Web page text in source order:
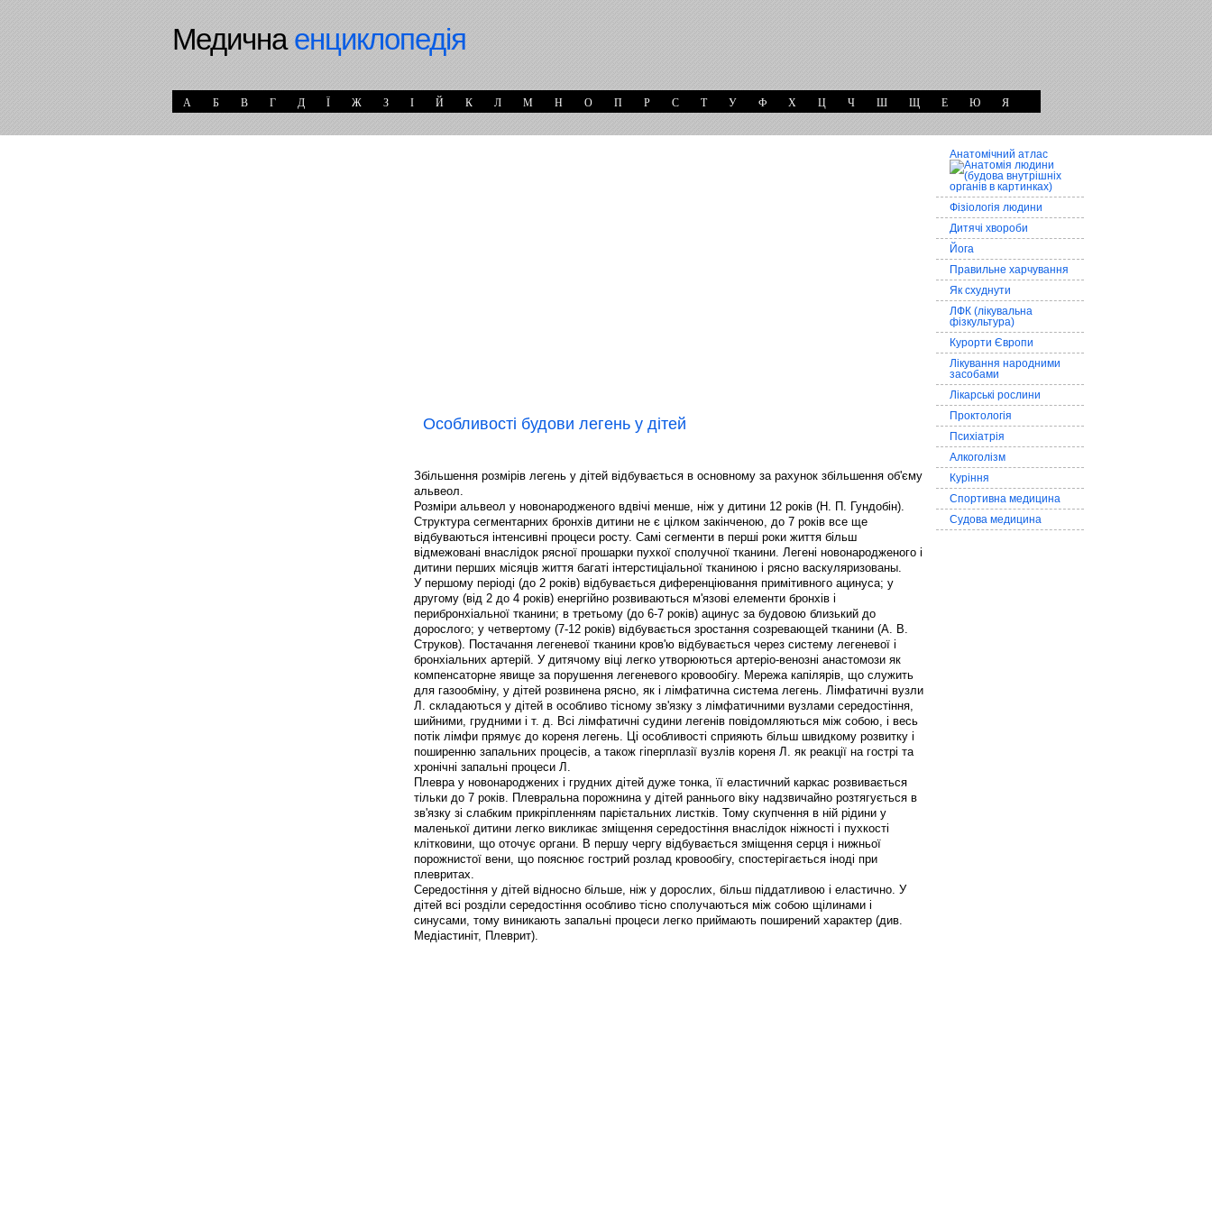
Медичнаенциклопедія
А Б В Г Д Ї Ж З І Й К Л М Н О П Р С Т У Ф Х Ц Ч Ш Щ Е Ю Я
Особливості будови легень у дітей
Збільшення розмірів легень у дітей відбувається в основному за рахунок збільшення об'єму
альвеол.
Розміри альвеол у новонародженого вдвічі менше, ніж у дитини 12 років (Н. П. Гундобін).
Структура сегментарних бронхів дитини не є цілком закінченою, до 7 років все ще
відбуваються інтенсивні процеси росту. Самі сегменти в перші роки життя більш
відмежовані внаслідок рясної прошарки пухкої сполучної тканини. Легені новонародженого і
дитини перших місяців життя багаті інтерстиціальної тканиною і рясно васкуляризованы.
У першому періоді (до 2 років) відбувається диференціювання примітивного ацинуса; у
другому (від 2 до 4 років) енергійно розвиваються м'язові елементи бронхів і
перибронхіальної тканини; в третьому (до 6-7 років) ацинус за будовою близький до
дорослого; у четвертому (7-12 років) відбувається зростання созревающей тканини (А. В.
Струков). Постачання легеневої тканини кров'ю відбувається через систему легеневої і
бронхіальних артерій. У дитячому віці легко утворюються артеріо-венозні анастомози як
компенсаторне явище за порушення легеневого кровообігу. Мережа капілярів, що служить
для газообміну, у дітей розвинена рясно, як і лімфатична система легень. Лімфатичні вузли
Л. складаються у дітей в особливо тісному зв'язку з лімфатичними вузлами середостіння,
шийними, грудними і т. д. Всі лімфатичні судини легенів повідомляються між собою, і весь
потік лімфи прямує до кореня легень. Ці особливості сприяють більш швидкому розвитку і
поширенню запальних процесів, а також гіперплазії вузлів кореня Л. як реакції на гострі та
хронічні запальні процеси Л.
Плевра у новонароджених і грудних дітей дуже тонка, її еластичний каркас розвивається
тільки до 7 років. Плевральна порожнина у дітей раннього віку надзвичайно розтягується в
зв'язку зі слабким прикріпленням парієтальних листків. Тому скупчення в ній рідини у
маленької дитини легко викликає зміщення середостіння внаслідок ніжності і пухкості
клітковини, що оточує органи. В першу чергу відбувається зміщення серця і нижньої
порожнистої вени, що пояснює гострий розлад кровообігу, спостерігається іноді при
плевритах.
Середостіння у дітей відносно більше, ніж у дорослих, більш піддатливою і еластично. У
дітей всі розділи середостіння особливо тісно сполучаються між собою щілинами і
синусами, тому виникають запальні процеси легко приймають поширений характер (див.
Медіастиніт, Плеврит).
Анатомічний атлас
Фізіологія людини
Дитячі хвороби
Йога
Правильне харчування
Як схуднути
ЛФК (лікувальна
фізкультура)
Курорти Європи
Лікування народними
засобами
Лікарські рослини
Проктологія
Психіатрія
Алкоголізм
Куріння
Спортивна медицина
Судова медицина